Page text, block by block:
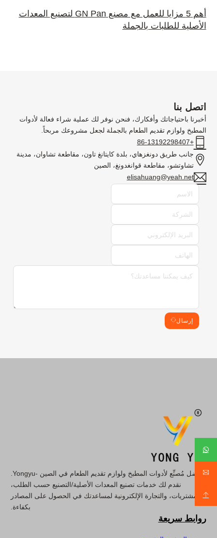
أهم 5 مزايا للعمل مع مصنع GN Pan لتصنيع المعدات
الأصلية للطلبات بالجملة
اتصل بنا
أخبرنا باحتياجاتك وأفكارك، فنحن نوفر لك عملية شراء فعالة لأدوات
المطبخ ولوازم تقديم الطعام بالجملة لجعل مشروعك مربحاً.
+86-13192298407
جانب طريق دونغزهاي، بلدة كايتانغ تاون، مقاطعة تشاوان، مدينة
تشاوتشو، مقاطعة قوانغدونغ، الصين
elisahuang@yeah.net
إرسال
أفضل مُصنِّع لأدوات المطبخ ولوازم تقديم الطعام في الصين -Yongyu.
نقدم لك خدمات تصنيع المعدات الأصلية/التصنيع حسب الطلب،
والمشتريات، والتجارة الإلكترونية لمساعدتك في الحصول على المصادر
بكفاءة.
روابط سريعة